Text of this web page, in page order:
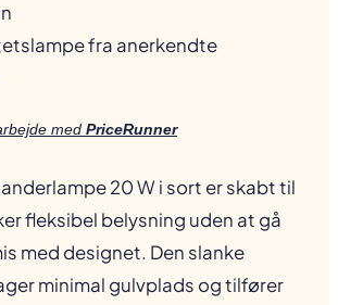
fra anerkendte
med PriceRunner
20 W i sort er skabt til
fleksibel belysning uden at gå
med designet. Den slanke
minimal gulvplads og tilfører